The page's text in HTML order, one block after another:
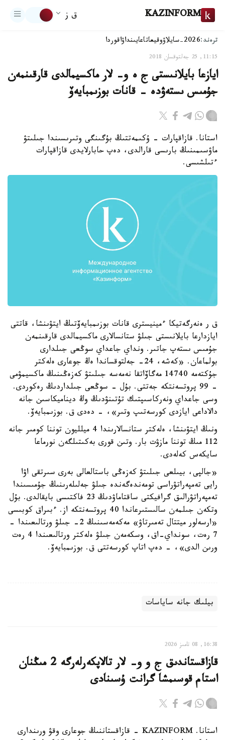
KAZINFORM ق ز
ترەند:2026-سايلاۋ وقيعاتاعايىنداۋاقوردا
11:15, 25 جەلتوقسان 2018
ايازعا بايلانىستى ج ە و- لار ماكسيمالدى قارقىنمەن
جۇمىس ىستەۋدە - قانات بوزىمبايەۆ
استانا. قازاقپارات - ۇكىمەتتىڭ بۇگىنگى وتىرىسىندا جىلىتۋ
ماۋسىمىنىڭ بارىسى قارالدى، دەپ حابارلايدى قازاقپارات
ءتىلشىسى.
ق ر ەنەرگەتيكا ءمينيسترى قانات بوزىمبايەۆتىڭ ايتۋىنشا، قاتتى
ايازدارعا بايلانىستى جىلۋ ستانسالارى ماكسيمالدى قارقىنمەن
جۇمىس ىستەپ جاتىر. ونداي جاعداي سوڭعى جىلدارى
بولماعان. «كەشە، 24- جەلتوقساندا ەڭ جوعارى ەلەكتر
جۇكتەمە 14740 مەگاۆاتقا نەمەسە جىلىتۋ كەزەڭىنىڭ ماكسيمۋمى
- 99 پروتسەنتكە جەتتى. بۇل - سوڭعى جىلداردىڭ رەكوردى.
وسى جاعداي ونەركاسىپتىك تۇتىنۋدىڭ وڭ ديناميكاسىن جانە
دالاداعى ايازدى كورسەتىپ وتىر»، - دەدى ق. بوزىمبايەۆ.
ونىڭ ايتۋىنشا، ەلەكتر ستانسالارىندا 4 ميلليون توننا كومىر جانە
112 مىڭ توننا مازۋت بار. وتىن قورى بەكىتىلگەن نورماعا
سايكەس كەلەدى.
«جالپى، بيىلعى جىلىتۋ كەزەڭى باستالعالى بەرى سىرتقى اۋا
رايى تەمپەراتۋراسى تومەندەگەندە جىلۋ جەلىلەرىنىڭ جۇمىسىندا
تەمپەراتۋرالىق گرافيكتى ساقتاماۋدىڭ 23 فاكتىسى بايقالدى. بۇل
وتكەن جىلمەن سالىستىرعاندا 40 پروتسەنتكە از. ءبىراق كوبىسى
«ارسەلور ميتتال تەمىرتاۋ» مەكەمەسىنىڭ 2- جىلۋ ورتالىعىندا -
7 رەت، سونداي-اق، وسكەمەن جىلۋ ەلەكتر ورتالىعىندا 4 رەت
ورىن الدى»، - دەپ اتاپ كورسەتتى ق. بوزىمبايەۆ.
بيلىك جانە ساياسات
16:38, 08 تامىز 2026
قازاقستاندىق ج و و- لار تالاپكەرلەرگە 2 مىڭنان
استام قوسىمشا گرانت ۇسىنادى
استانا. KAZINFORM - قازاقستاننىڭ جوعارى وقۋ ورىندارى